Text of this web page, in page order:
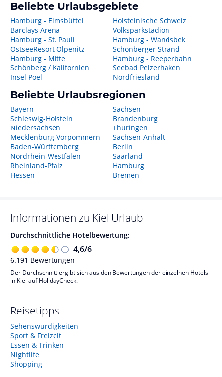
Beliebte Urlaubsgebiete
Hamburg - Eimsbüttel
Barclays Arena
Hamburg - St. Pauli
OstseeResort Olpenitz
Hamburg - Mitte
Schönberg / Kalifornien
Insel Poel
Holsteinische Schweiz
Volksparkstadion
Hamburg - Wandsbek
Schönberger Strand
Hamburg - Reeperbahn
Seebad Pelzerhaken
Nordfriesland
Beliebte Urlaubsregionen
Bayern
Schleswig-Holstein
Niedersachsen
Mecklenburg-Vorpommern
Baden-Württemberg
Nordrhein-Westfalen
Rheinland-Pfalz
Hessen
Sachsen
Brandenburg
Thüringen
Sachsen-Anhalt
Berlin
Saarland
Hamburg
Bremen
Informationen zu Kiel Urlaub
Durchschnittliche Hotelbewertung:
4,6/6
6.191 Bewertungen
Der Durchschnitt ergibt sich aus den Bewertungen der einzelnen Hotels
in Kiel auf HolidayCheck.
Reisetipps
Sehenswürdigkeiten
Sport & Freizeit
Essen & Trinken
Nightlife
Shopping